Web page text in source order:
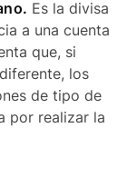
Es la divisa
a una cuenta
que, si
los
de tipo de
por realizar la